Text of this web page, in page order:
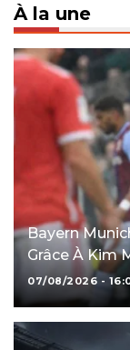
À la une
Bayern
Grâce À Kim
07/08/2026 -